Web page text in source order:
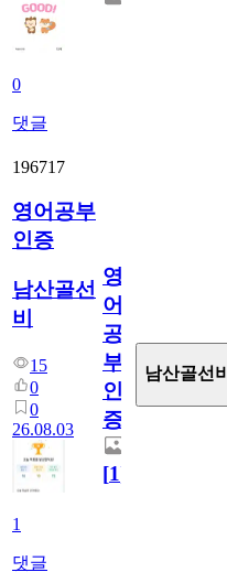
0
댓글
196717
영어공부
인증
남산골선
비
15
0
0
26.08.03
1
댓글
영
어
공
부
인
증
[1]
남산골선비